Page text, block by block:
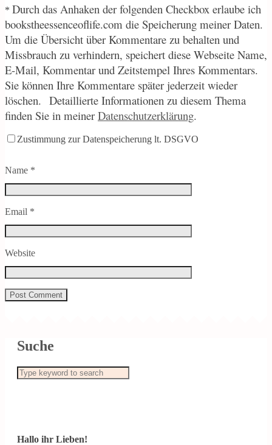
* Durch das Anhaken der folgenden Checkbox erlaube ich
bookstheessenceoflife.com die Speicherung meiner Daten.
Um die Übersicht über Kommentare zu behalten und
Missbrauch zu verhindern, speichert diese Webseite Name,
E-Mail, Kommentar und Zeitstempel Ihres Kommentars.
Sie können Ihre Kommentare später jederzeit wieder
löschen. Detaillierte Informationen zu diesem Thema
finden Sie in meiner Datenschutzerklärung.
Zustimmung zur Datenspeicherung lt. DSGVO
Name *
Email *
Website
Suche
Hallo ihr Lieben!